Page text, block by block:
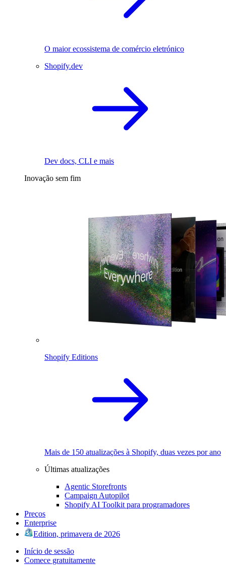
O maior ecossistema de comércio eletrónico
Shopify.dev
Dev docs, CLI e mais
Inovação sem fim
Shopify Editions
Mais de 150 atualizações à Shopify, duas vezes por ano
Últimas atualizações
Agentic Storefronts
Campaign Autopilot
Shopify AI Toolkit para programadores
Preços
Enterprise
Edition, primavera de 2026
Início de sessão
Comece gratuitamente